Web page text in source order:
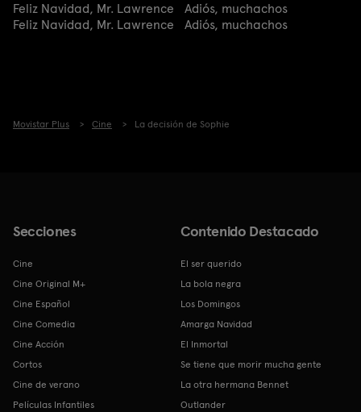
Feliz Navidad, Mr. Lawrence
Feliz Navidad, Mr. Lawrence
Adiós, muchachos
Adiós, muchachos
Movistar Plus Cine La decisión de Sophie
Secciones
Cine
Cine Original M+
Cine Español
Cine Comedia
Cine Acción
Cortos
Cine de verano
Películas Infantiles
Contenido Destacado
El ser querido
La bola negra
Los Domingos
Amarga Navidad
El Inmortal
Se tiene que morir mucha gente
La otra hermana Bennet
Outlander